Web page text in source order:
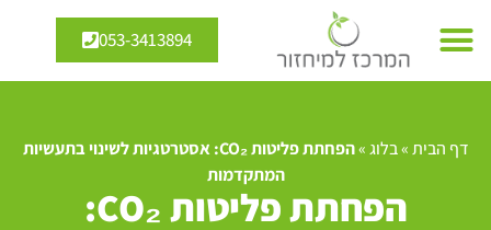
053-3413894
דף הבית»בלוג»
הפחתת פליטות CO₂: אסטרטגיות לשינוי בתעשיות
המתקדמות
הפחתת פליטות CO₂: